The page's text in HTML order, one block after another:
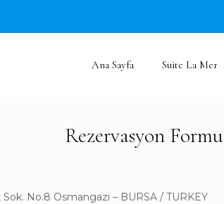
Ana Sayfa Suite La Mer
Rezervasyon Formu
No.8 Osmangazi – BURSA / TURKEY